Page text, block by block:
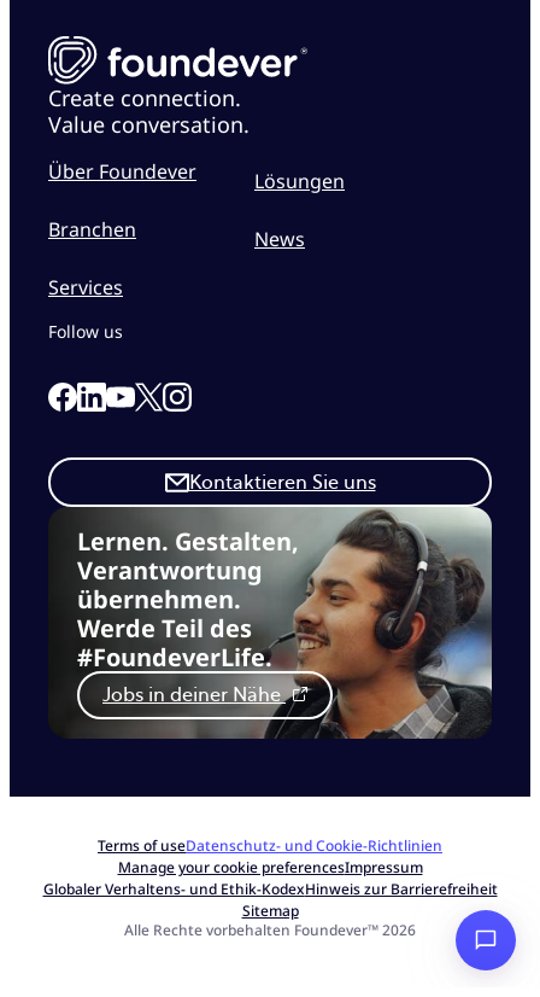
Create connection.
Value conversation.
Über Foundever
Branchen
Services
Lösungen
News
Lernen. Gestalten,
Verantwortung
übernehmen.
Werde Teil des
#FoundeverLife.
Jobs in deiner Nähe
Kontaktieren Sie uns
Follow us
Link to our Facebook page
Link to our Linkedin page
Link to our Youtube page
Link to our X page
Link to our Instagram page
Terms of useDatenschutz- und Cookie-Richtlinien
Manage your cookie preferencesImpressum
Globaler Verhaltens- und Ethik-KodexHinweis zur Barrierefreiheit
Sitemap
Alle Rechte vorbehalten Foundever™ 2026